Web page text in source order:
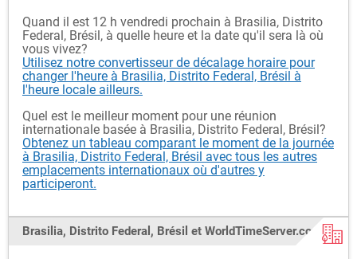
Quand il est 12 h vendredi prochain à Brasilia, Distrito
Federal, Brésil, à quelle heure et la date qu'il sera là où
vous vivez?
Utilisez notre convertisseur de décalage horaire pour
changer l'heure à Brasilia, Distrito Federal, Brésil à
l'heure locale ailleurs.
Quel est le meilleur moment pour une réunion
internationale basée à Brasilia, Distrito Federal, Brésil?
Obtenez un tableau comparant le moment de la journée
à Brasilia, Distrito Federal, Brésil avec tous les autres
emplacements internationaux où d'autres y
participeront.
Brasilia, Distrito Federal, Brésil et WorldTimeServer.com